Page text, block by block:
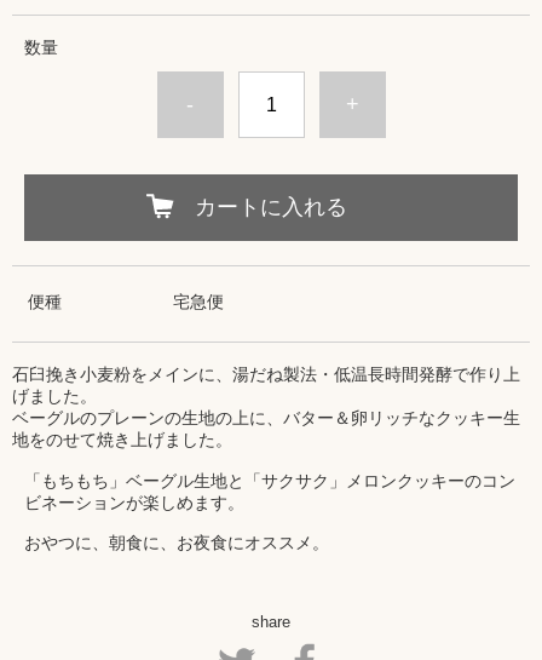
数量
- +
カートに入れる
便種 宅急便
石臼挽き小麦粉をメインに、湯だね製法・低温長時間発酵で作り上
げました。
ベーグルのプレーンの生地の上に、バター＆卵リッチなクッキー生
地をのせて焼き上げました。
「もちもち」ベーグル生地と「サクサク」メロンクッキーのコン
ビネーションが楽しめます。
おやつに、朝食に、お夜食にオススメ。
share